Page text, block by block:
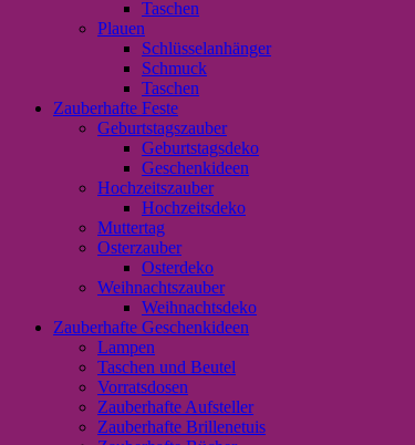
Taschen
Plauen
Schlüsselanhänger
Schmuck
Taschen
Zauberhafte Feste
Geburtstagszauber
Geburtstagsdeko
Geschenkideen
Hochzeitszauber
Hochzeitsdeko
Muttertag
Osterzauber
Osterdeko
Weihnachtszauber
Weihnachtsdeko
Zauberhafte Geschenkideen
Lampen
Taschen und Beutel
Vorratsdosen
Zauberhafte Aufsteller
Zauberhafte Brillenetuis